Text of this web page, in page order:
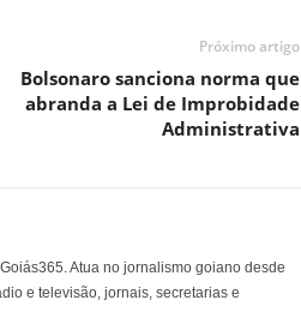
Próximo artigo
Bolsonaro sanciona norma que
abranda a Lei de Improbidade
Administrativa
Atua no jornalismo goiano desde
e televisão, jornais, secretarias e